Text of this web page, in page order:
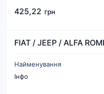
425,22 грн
FIAT / JEEP / ALFA
Найменування
Інфо